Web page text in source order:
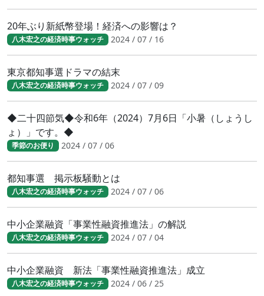
20年ぶり新紙幣登場！経済への影響は？
八木宏之の経済時事ウォッチ 2024 / 07 / 16
東京都知事選ドラマの結末
八木宏之の経済時事ウォッチ 2024 / 07 / 09
◆二十四節気◆令和6年（2024）7月6日「小暑（しょうし
ょ）」です。◆
季節のお便り 2024 / 07 / 06
都知事選 掲示板騒動とは
八木宏之の経済時事ウォッチ 2024 / 07 / 06
中小企業融資「事業性融資推進法」の解説
八木宏之の経済時事ウォッチ 2024 / 07 / 04
中小企業融資 新法「事業性融資推進法」成立
八木宏之の経済時事ウォッチ 2024 / 06 / 25